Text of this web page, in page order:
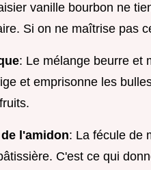
vanille bourbon ne
Si on ne maîtrise pas
: Le mélange beurre et
et emprisonne les
l'amidon: La fécule de
C'est ce qui